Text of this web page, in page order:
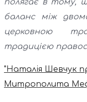
полягає в тому,
баланс між
церковною
традицією
"Наталія Шевчук
Митрополита